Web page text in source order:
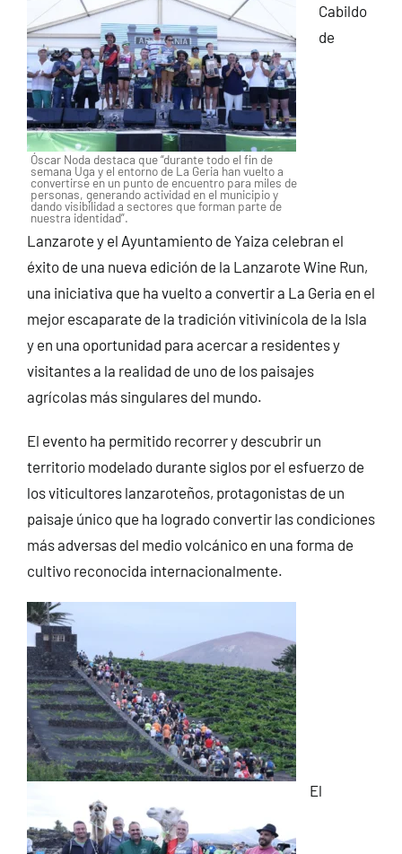
Óscar Noda destaca que “durante todo el fin de
semana Uga y el entorno de La Geria han vuelto a
convertirse en un punto de encuentro para miles de
personas, generando actividad en el municipio y
dando visibilidad a sectores que forman parte de
nuestra identidad”.
Cabildo
de
Lanzarote y el Ayuntamiento de Yaiza celebran el
éxito de una nueva edición de la Lanzarote Wine Run,
una iniciativa que ha vuelto a convertir a La Geria en el
mejor escaparate de la tradición vitivinícola de la Isla
y en una oportunidad para acercar a residentes y
visitantes a la realidad de uno de los paisajes
agrícolas más singulares del mundo.
El evento ha permitido recorrer y descubrir un
territorio modelado durante siglos por el esfuerzo de
los viticultores lanzaroteños, protagonistas de un
paisaje único que ha logrado convertir las condiciones
más adversas del medio volcánico en una forma de
cultivo reconocida internacionalmente.
El